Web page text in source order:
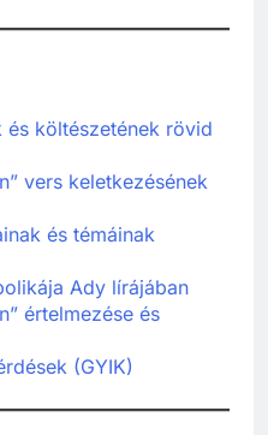
és költészetének rövid
vers keletkezésének
és témáinak
Ady lírájában
értelmezése és
(GYIK)